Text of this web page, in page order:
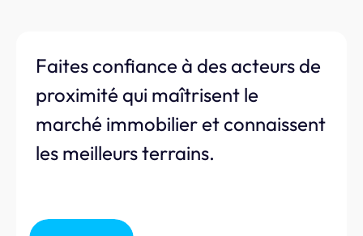
Faites confiance à des acteurs de
proximité qui maîtrisent le
marché immobilier et connaissent
les meilleurs terrains.